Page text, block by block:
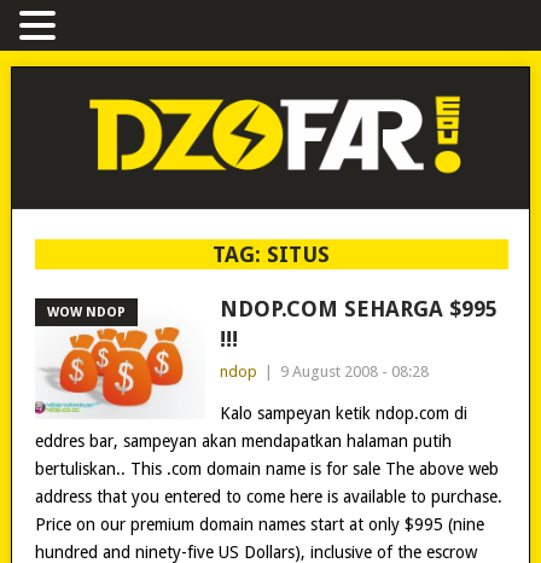
TAG: SITUS
WOW NDOP
NDOP.COM SEHARGA $995
!!!
ndop 9 August 2008 - 08:28
Kalo sampeyan ketik ndop.com di
eddres bar, sampeyan akan mendapatkan halaman putih
bertuliskan.. This .com domain name is for sale The above web
address that you entered to come here is available to purchase.
Price on our premium domain names start at only $995 (nine
hundred and ninety-five US Dollars), inclusive of the escrow